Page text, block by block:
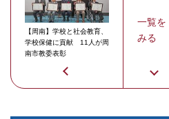
【周南】学校と社会教育、
学校保健に貢献 11人が周
南市教委表彰
一覧を
みる